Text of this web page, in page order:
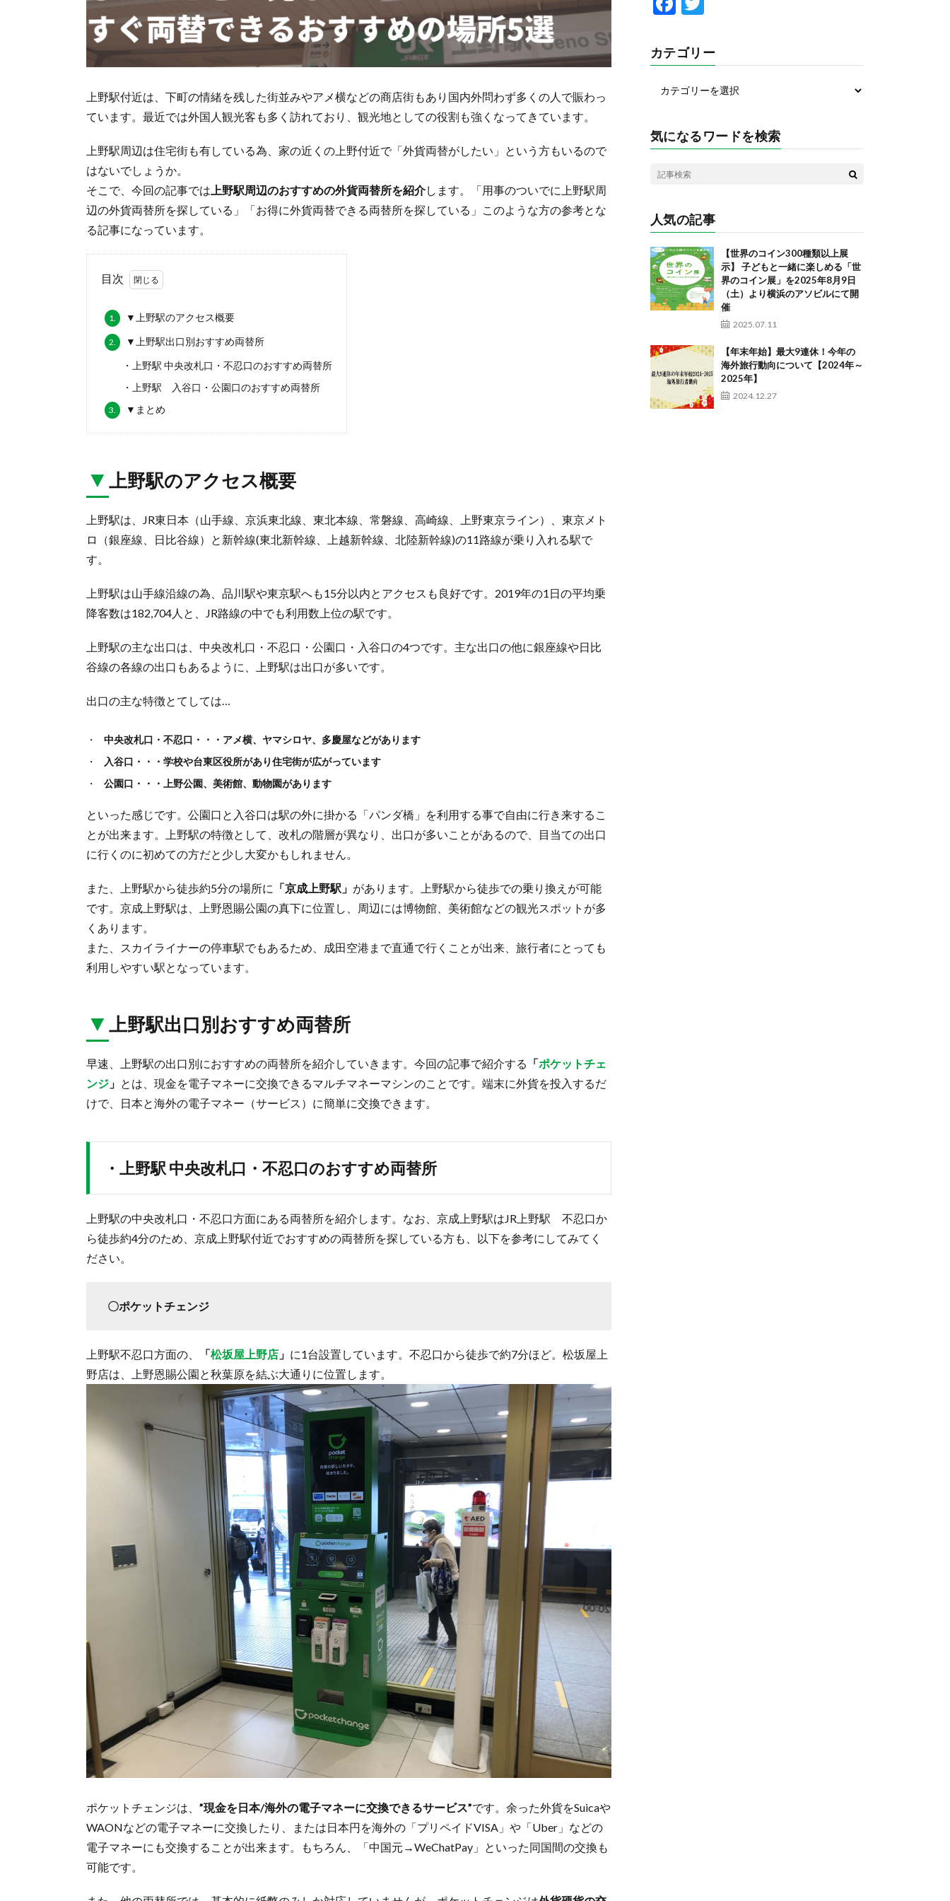
上野駅付近は、下町の情緒を残した街並みやアメ横などの商店街もあり国内外問わず多くの人で賑わっ
ています。最近では外国人観光客も多く訪れており、観光地としての役割も強くなってきています。
上野駅周辺は住宅街も有している為、家の近くの上野付近で「外貨両替がしたい」という方もいるので
はないでしょうか。
そこで、今回の記事では 上野駅周辺のおすすめの外貨両替所を紹介します。「用事のついでに上野駅周
辺の外貨両替所を探している」「お得に外貨両替できる両替所を探している」このような方の参考とな
る記事になっています。
目次
1. ▼上野駅のアクセス概要
2.
▼上野駅出口別おすすめ両替所
・上野駅 中央改札口・不忍口のおすすめ両替所
・上野駅 入谷口・公園口のおすすめ両替所
3. ▼まとめ
▼ 上野駅のアクセス概要
上野駅は、JR東日本（山手線、京浜東北線、東北本線、常磐線、高崎線、上野東京ライン）、東京メト
ロ（銀座線、日比谷線）と新幹線(東北新幹線、上越新幹線、北陸新幹線)の11路線が乗り入れる駅で
す。
上野駅は山手線沿線の為、品川駅や東京駅へも15分以内とアクセスも良好です。2019年の1日の平均乗
降客数は182,704人と、JR路線の中でも利用数上位の駅です。
上野駅の主な出口は、中央改札口・不忍口・公園口・入谷口の4つです。主な出口の他に銀座線や日比
谷線の各線の出口もあるように、上野駅は出口が多いです。
出口の主な特徴とてしては…
中央改札口・不忍口・・・アメ横、ヤマシロヤ、多慶屋などがあります
入谷口・・・学校や台東区役所があり住宅街が広がっています
公園口・・・上野公園、美術館、動物園があります
といった感じです。公園口と入谷口は駅の外に掛かる「パンダ橋」を利用する事で自由に行き来するこ
とが出来ます。上野駅の特徴として、改札の階層が異なり、出口が多いことがあるので、目当ての出口
に行くのに初めての方だと少し大変かもしれません。
また、上野駅から徒歩約5分の場所に 「京成上野駅」 があります。上野駅から徒歩での乗り換えが可能
です。京成上野駅は、上野恩賜公園の真下に位置し、周辺には博物館、美術館などの観光スポットが多
くあります。
また、スカイライナーの停車駅でもあるため、成田空港まで直通で行くことが出来、旅行者にとっても
利用しやすい駅となっています。
▼ 上野駅出口別おすすめ両替所
早速、上野駅の出口別におすすめの両替所を紹介していきます。今回の記事で紹介する 「ポケットチェ
ンジ 」 とは、現金を電子マネーに交換できるマルチマネーマシンのことです。端末に外貨を投入するだ
けで、日本と海外の電子マネー（サービス）に簡単に交換できます。
・上野駅 中央改札口・不忍口のおすすめ両替所
上野駅の中央改札口・不忍口方面にある両替所を紹介します。なお、京成上野駅はJR上野駅 不忍口か
ら徒歩約4分のため、京成上野駅付近でおすすめの両替所を探している方も、以下を参考にしてみてく
ださい。
〇ポケットチェンジ
上野駅不忍口方面の、 「松坂屋上野店 」 に1台設置しています。不忍口から徒歩で約7分ほど。松坂屋上
野店は、上野恩賜公園と秋葉原を結ぶ大通りに位置します。
ポケットチェンジは、 ”現金を日本/海外の電子マネーに交換できるサービス”です。余った外貨をSuicaや
WAONなどの電子マネーに交換したり、または日本円を海外の「プリペイドVISA」や「Uber」などの
電子マネーにも交換することが出来ます。もちろん、「中国元→WeChatPay」といった同国間の交換も
可能です。
e
b
o
k
itt
er
カテゴリー
気になるワードを検索
人気の記事
【世界のコイン300種類以上展
示】 子どもと一緒に楽しめる「世
界のコイン展」を2025年8月9日
（土）より横浜のアソビルにて開
催
2025.07.11
【年末年始】最大9連休！今年の
海外旅行動向について【2024年～
2025年】
2024.12.27